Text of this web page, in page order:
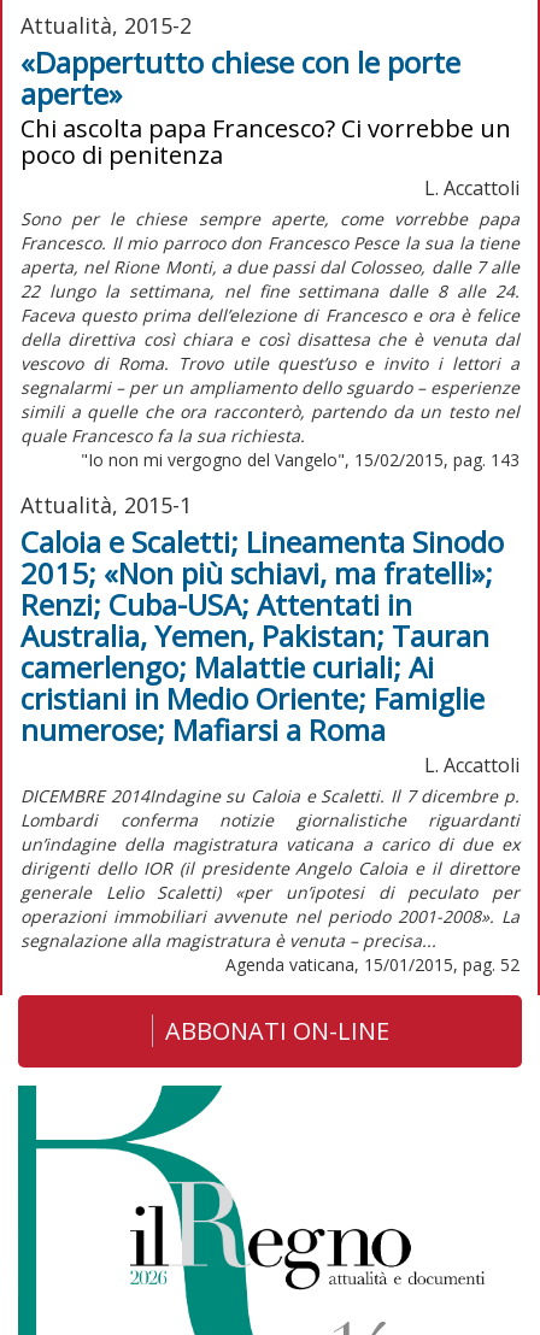
Attualità, 2015-2
«Dappertutto chiese con le porte
aperte»
Chi ascolta papa Francesco? Ci vorrebbe un
poco di penitenza
L. Accattoli
Sono per le chiese sempre aperte, come vorrebbe papa
Francesco. Il mio parroco don Francesco Pesce la sua la tiene
aperta, nel Rione Monti, a due passi dal Colosseo, dalle 7 alle
22 lungo la settimana, nel fine settimana dalle 8 alle 24.
Faceva questo prima dell’elezione di Francesco e ora è felice
della direttiva così chiara e così disattesa che è venuta dal
vescovo di Roma. Trovo utile quest’uso e invito i lettori a
segnalarmi – per un ampliamento dello sguardo – esperienze
simili a quelle che ora racconterò, partendo da un testo nel
quale Francesco fa la sua richiesta.
"Io non mi vergogno del Vangelo", 15/02/2015, pag. 143
Attualità, 2015-1
Caloia e Scaletti; Lineamenta Sinodo
2015; «Non più schiavi, ma fratelli»;
Renzi; Cuba-USA; Attentati in
Australia, Yemen, Pakistan; Tauran
camerlengo; Malattie curiali; Ai
cristiani in Medio Oriente; Famiglie
numerose; Mafiarsi a Roma
L. Accattoli
DICEMBRE 2014Indagine su Caloia e Scaletti. Il 7 dicembre p.
Lombardi conferma notizie giornalistiche riguardanti
un’indagine della magistratura vaticana a carico di due ex
dirigenti dello IOR (il presidente Angelo Caloia e il direttore
generale Lelio Scaletti) «per un’ipotesi di peculato per
operazioni immobiliari avvenute nel periodo 2001-2008». La
segnalazione alla magistratura è venuta – precisa...
Agenda vaticana, 15/01/2015, pag. 52
ABBONATI ON-LINE